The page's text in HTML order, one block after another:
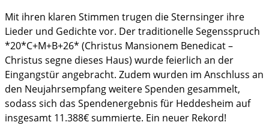
Mit ihren klaren Stimmen trugen die Sternsinger ihre
Lieder und Gedichte vor. Der traditionelle Segensspruch
*20*C+M+B+26* (Christus Mansionem Benedicat –
Christus segne dieses Haus) wurde feierlich an der
Eingangstür angebracht. Zudem wurden im Anschluss an
den Neujahrsempfang weitere Spenden gesammelt,
sodass sich das Spendenergebnis für Heddesheim auf
insgesamt 11.388€ summierte. Ein neuer Rekord!